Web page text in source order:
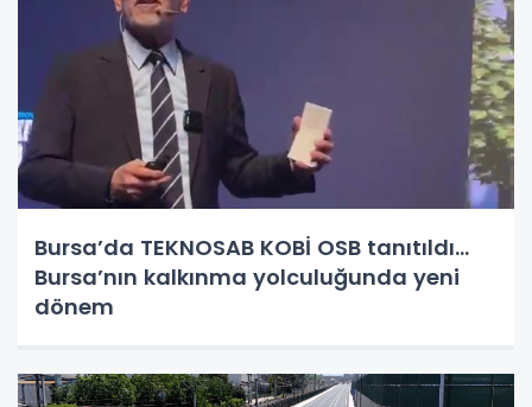
Bursa’da TEKNOSAB KOBİ OSB tanıtıldı...
Bursa’nın kalkınma yolculuğunda yeni
dönem